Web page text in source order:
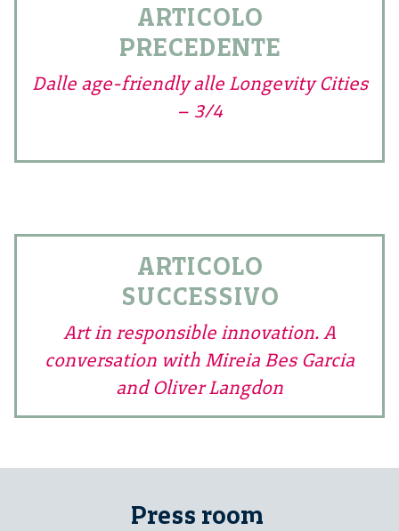
ARTICOLO
PRECEDENTE
Dalle age-friendly alle Longevity Cities
– 3/4
ARTICOLO
SUCCESSIVO
Art in responsible innovation. A
conversation with Mireia Bes Garcia
and Oliver Langdon
Press room